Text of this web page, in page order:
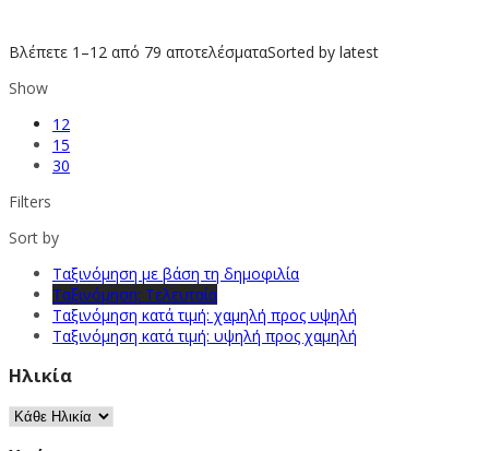
Βλέπετε 1–12 από 79 αποτελέσματαSorted by latest
Show
12
15
30
Filters
Sort by
Ταξινόμηση με βάση τη δημοφιλία
Ταξινόμηση: Τελευταία
Ταξινόμηση κατά τιμή: χαμηλή προς υψηλή
Ταξινόμηση κατά τιμή: υψηλή προς χαμηλή
Ηλικία